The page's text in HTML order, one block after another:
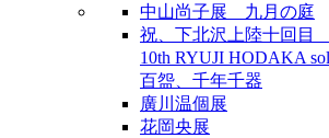
中山尚子展 九月の庭
祝、下北沢上陸十回目
10th RYUJI HODAKA
百盌、千年千器
廣川温個展
花岡央展